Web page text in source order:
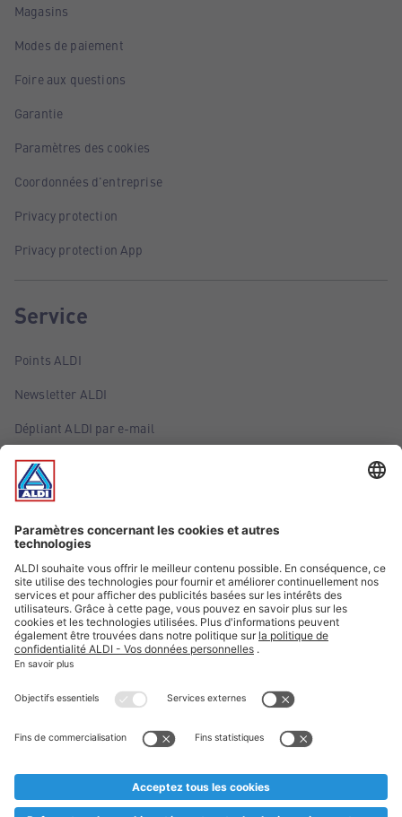
Magasins
Modes de paiement
Foire aux questions
Garantie
Paramètres des cookies
Coordonnées d'entreprise
Privacy protection
Privacy protection App
Service
Points ALDI
Newsletter ALDI
Dépliant ALDI par e-mail
Offres
Infos essentielles
Suivez ALDI Belgique
Textes marqués d'un astérisque et mentions légales
* Nous vendons ces articles temporairement et jusqu'à
au cas où, malgré le planning bien étudié, nous serions
prématurément en rupture de stock. Prix Recupel et TVA incl.
** Sur ce site, l’utilisation de la forme masculine a été adoptée